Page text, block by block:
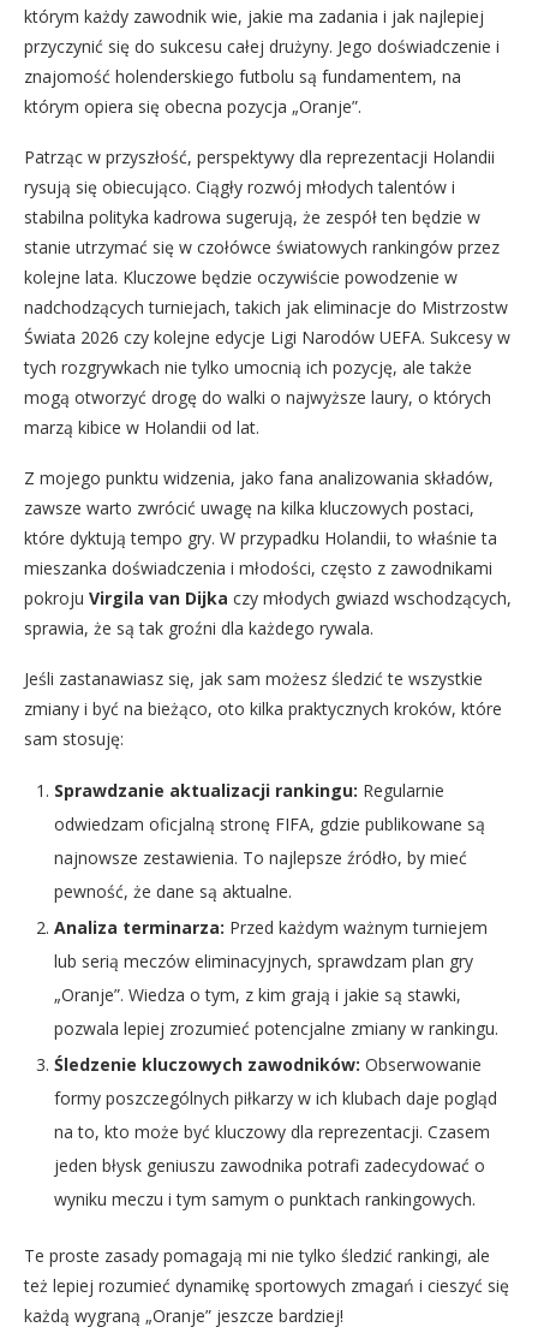
którym każdy zawodnik wie, jakie ma zadania i jak najlepiej
przyczynić się do sukcesu całej drużyny. Jego doświadczenie i
znajomość holenderskiego futbolu są fundamentem, na
którym opiera się obecna pozycja „Oranje”.
Patrząc w przyszłość, perspektywy dla reprezentacji Holandii
rysują się obiecująco. Ciągły rozwój młodych talentów i
stabilna polityka kadrowa sugerują, że zespół ten będzie w
stanie utrzymać się w czołówce światowych rankingów przez
kolejne lata. Kluczowe będzie oczywiście powodzenie w
nadchodzących turniejach, takich jak eliminacje do Mistrzostw
Świata 2026 czy kolejne edycje Ligi Narodów UEFA. Sukcesy w
tych rozgrywkach nie tylko umocnią ich pozycję, ale także
mogą otworzyć drogę do walki o najwyższe laury, o których
marzą kibice w Holandii od lat.
Z mojego punktu widzenia, jako fana analizowania składów,
zawsze warto zwrócić uwagę na kilka kluczowych postaci,
które dyktują tempo gry. W przypadku Holandii, to właśnie ta
mieszanka doświadczenia i młodości, często z zawodnikami
pokroju Virgila van Dijka czy młodych gwiazd wschodzących,
sprawia, że są tak groźni dla każdego rywala.
Jeśli zastanawiasz się, jak sam możesz śledzić te wszystkie
zmiany i być na bieżąco, oto kilka praktycznych kroków, które
sam stosuję:
Sprawdzanie aktualizacji rankingu: Regularnie
odwiedzam oficjalną stronę FIFA, gdzie publikowane są
najnowsze zestawienia. To najlepsze źródło, by mieć
pewność, że dane są aktualne.
Analiza terminarza: Przed każdym ważnym turniejem
lub serią meczów eliminacyjnych, sprawdzam plan gry
„Oranje”. Wiedza o tym, z kim grają i jakie są stawki,
pozwala lepiej zrozumieć potencjalne zmiany w rankingu.
Śledzenie kluczowych zawodników: Obserwowanie
formy poszczególnych piłkarzy w ich klubach daje pogląd
na to, kto może być kluczowy dla reprezentacji. Czasem
jeden błysk geniuszu zawodnika potrafi zadecydować o
wyniku meczu i tym samym o punktach rankingowych.
Te proste zasady pomagają mi nie tylko śledzić rankingi, ale
też lepiej rozumieć dynamikę sportowych zmagań i cieszyć się
każdą wygraną „Oranje” jeszcze bardziej!